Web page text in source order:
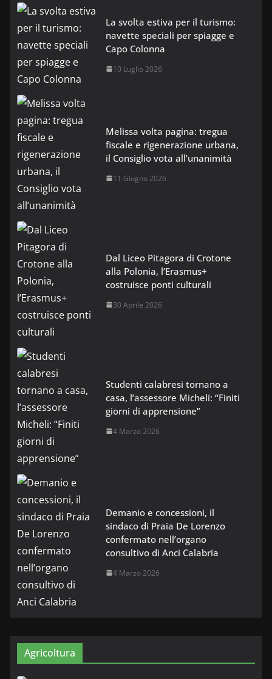
La svolta estiva per il turismo:
navette speciali per spiagge e
Capo Colonna
10 Luglio 2026
Melissa volta pagina: tregua
fiscale e rigenerazione urbana,
il Consiglio vota all’unanimità
11 Giugno 2026
Dal Liceo Pitagora di Crotone
alla Polonia, l’Erasmus+
costruisce ponti culturali
30 Aprile 2026
Studenti calabresi tornano a
casa, l’assessore Micheli: “Finiti
giorni di apprensione”
4 Marzo 2026
Demanio e concessioni, il
sindaco di Praia De Lorenzo
confermato nell’organo
consultivo di Anci Calabria
4 Marzo 2026
Agricoltura